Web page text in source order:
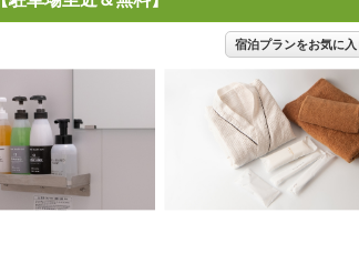
宿泊プランをお気に